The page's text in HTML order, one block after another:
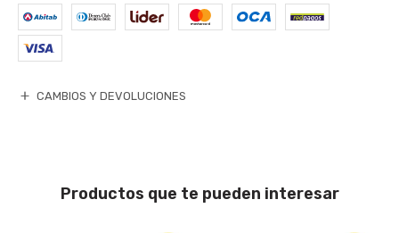
CAMBIOS Y DEVOLUCIONES
Productos que te pueden interesar